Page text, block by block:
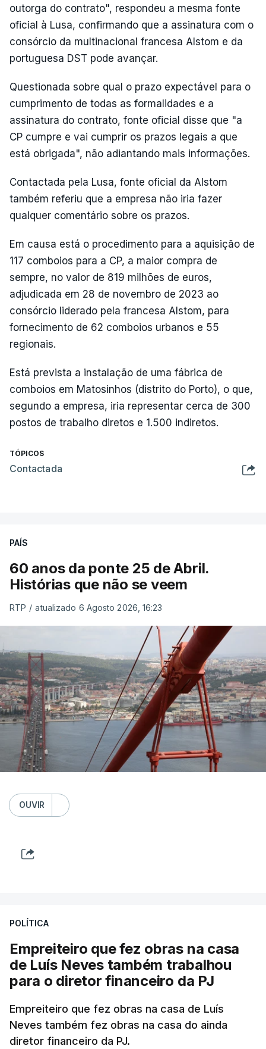
outorga do contrato", respondeu a mesma fonte
oficial à Lusa, confirmando que a assinatura com o
consórcio da multinacional francesa Alstom e da
portuguesa DST pode avançar.
Questionada sobre qual o prazo expectável para o
cumprimento de todas as formalidades e a
assinatura do contrato, fonte oficial disse que "a
CP cumpre e vai cumprir os prazos legais a que
está obrigada", não adiantando mais informações.
Contactada pela Lusa, fonte oficial da Alstom
também referiu que a empresa não iria fazer
qualquer comentário sobre os prazos.
Em causa está o procedimento para a aquisição de
117 comboios para a CP, a maior compra de
sempre, no valor de 819 milhões de euros,
adjudicada em 28 de novembro de 2023 ao
consórcio liderado pela francesa Alstom, para
fornecimento de 62 comboios urbanos e 55
regionais.
Está prevista a instalação de uma fábrica de
comboios em Matosinhos (distrito do Porto), o que,
segundo a empresa, iria representar cerca de 300
postos de trabalho diretos e 1.500 indiretos.
TÓPICOS
Contactada
PAÍS
60 anos da ponte 25 de Abril.
Histórias que não se veem
RTP / atualizado 6 Agosto 2026, 16:23
OUVIR
POLÍTICA
Empreiteiro que fez obras na casa
de Luís Neves também trabalhou
para o diretor financeiro da PJ
Empreiteiro que fez obras na casa de Luís
Neves também fez obras na casa do ainda
diretor financeiro da PJ.